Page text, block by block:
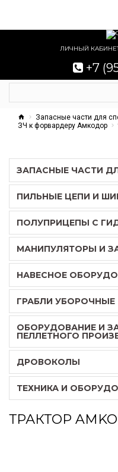
ЛИЧНЫЙ
+7
Запасные части для
ЗЧ к форвардеру Амкодор
ЗАПАСНЫЕ ЧАСТИ
ПИЛЬНЫЕ ЦЕПИ И
ПОЛУПРИЦЕПЫ С
МАНИПУЛЯТОРЫ И
НАВЕСНОЕ
ГРАБЛИ УБОРОЧНЫЕ
ОБОРУДОВАНИЕ И
ПЕЛЛЕТНОГО
ДРОВОКОЛЫ
ТЕХНИКА И
ТРАКТОР